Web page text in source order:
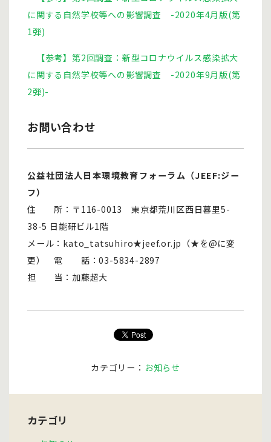
に関する自然学校等への影響調査 -2020年4月版(第
1弾)
【参考】第2回調査：新型コロナウイルス感染拡大
に関する自然学校等への影響調査 -2020年9月版(第
2弾)-
お問い合わせ
公益社団法人日本環境教育フォーラム（JEEF:ジー
フ）
住 所：〒116-0013 東京都荒川区西日暮里5-
38-5 日能研ビル1階
メール：kato_tatsuhiro★jeef.or.jp（★を@に変
更） 電 話：03-5834-2897
担 当：加藤超大
カテゴリー： お知らせ
カテゴリ